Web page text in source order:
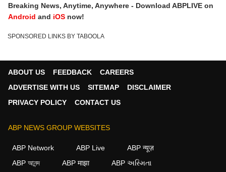
Tarapur Bypolls
Kusheshwar Asthan Bypolls
Breaking News, Anytime, Anywhere - Download ABPLIVE on
Android and iOS now!
SPONSORED LINKS BY TABOOLA
ABOUT US FEEDBACK
CAREERS
ADVERTISE WITH US
SITEMAP
DISCLAIMER
PRIVACY POLICY
CONTACT US
ABP NEWS GROUP WEBSITES
ABP Network ABP Live
ABP न्यूज़
ABP আনন্দ
ABP माझा ABP અસ્મિતા